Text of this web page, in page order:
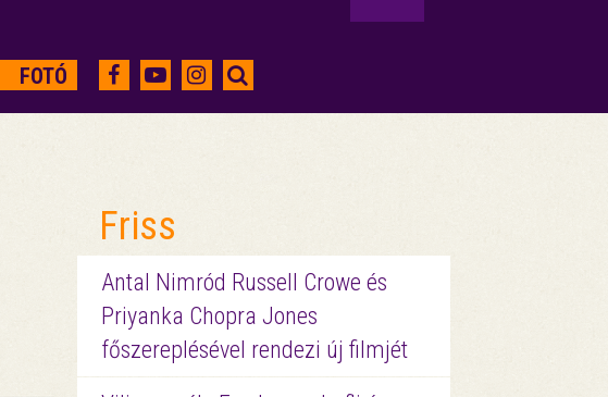
FOTÓ
Friss
Antal Nimród Russell Crowe és
Priyanka Chopra Jones
főszereplésével rendezi új filmjét